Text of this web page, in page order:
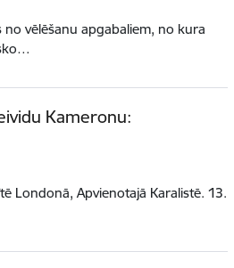
vēlēšanu apgabaliem, no kura
Kameronu:
Londonā, Apvienotajā Karalistē. 13.